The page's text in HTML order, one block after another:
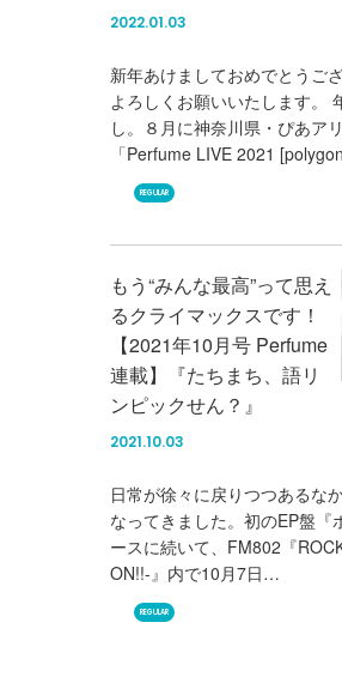
2022.01.03
新年あけましておめでとうご
よろしくお願いいたします。
し。８月に神奈川県・ぴあア
「Perfume LIVE 2021
REGULAR
もう“みんな最高”って思え
るクライマックスです！
【2021年10月号 Perfume
連載】『たちまち、語リ
ンピックせん？』
2021.10.03
日常が徐々に戻りつつあるな
なってきました。初のEP盤『
ースに続いて、FM802『
ON!!-』内で10月7日…
REGULAR